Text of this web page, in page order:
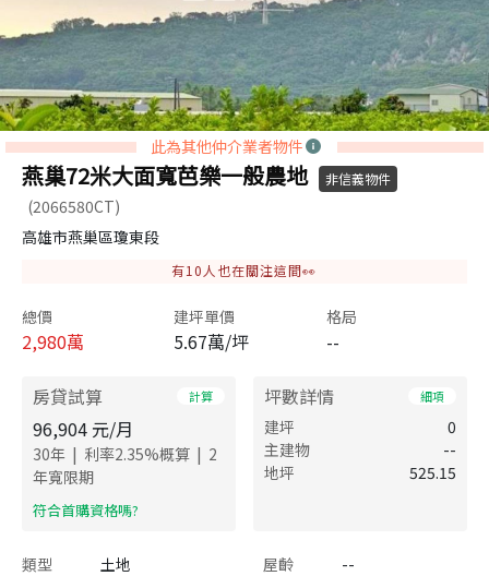
此為其他仲介業者物件
燕巢72米大面寬芭樂一般農地 非信義物件
(2066580CT)
高雄市燕巢區瓊東段
有10 人也在關注這間👀
總價
2,980萬
建坪單價
5.67萬/坪
格局
--
房貸試算 計算
96,904 元/月
30年 | 利率2.35%概算 | 2
年寬限期
​符合首購資格嗎?
坪數詳情 細項
建坪
0
主建物
--
地坪
525.15
類型 土地 屋齡
--